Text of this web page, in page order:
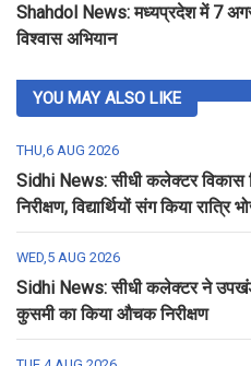
Shahdol News: मध्यप्रदेश में 7
विश्वास अभियान
YOU MAY ALSO LIKE
THU,6 AUG 2026
Sidhi News: सीधी कलेक्टर विकास
निरीक्षण, विद्यार्थियों संग किया रात्रि
WED,5 AUG 2026
Sidhi News: सीधी कलेक्टर ने
कुसमी का किया औचक निरीक्षण